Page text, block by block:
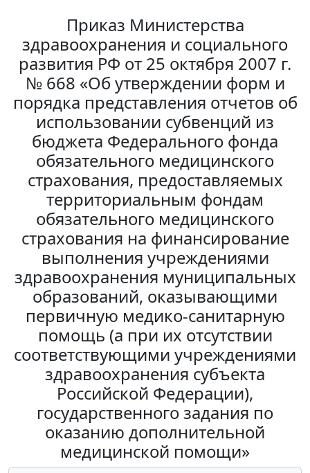
Приказ Министерства
здравоохранения и социального
развития РФ от 25 октября 2007 г.
№ 668 «Об утверждении форм и
порядка представления отчетов об
использовании субвенций из
бюджета Федерального фонда
обязательного медицинского
страхования, предоставляемых
территориальным фондам
обязательного медицинского
страхования на финансирование
выполнения учреждениями
здравоохранения муниципальных
образований, оказывающими
первичную медико-санитарную
помощь (а при их отсутствии
соответствующими учреждениями
здравоохранения субъекта
Российской Федерации),
государственного задания по
оказанию дополнительной
медицинской помощи»